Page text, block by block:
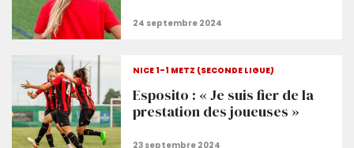
NICE 1-1 METZ (SECONDE LIGUE)
Esposito : « Je suis fier de la
prestation des joueuses »